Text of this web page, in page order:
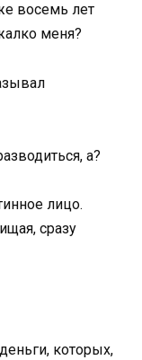
восемь лет
меня?
а?
лицо.
сразу
которых,